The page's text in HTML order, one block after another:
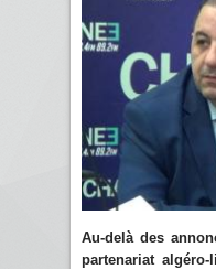
Au-delà des
partenariat